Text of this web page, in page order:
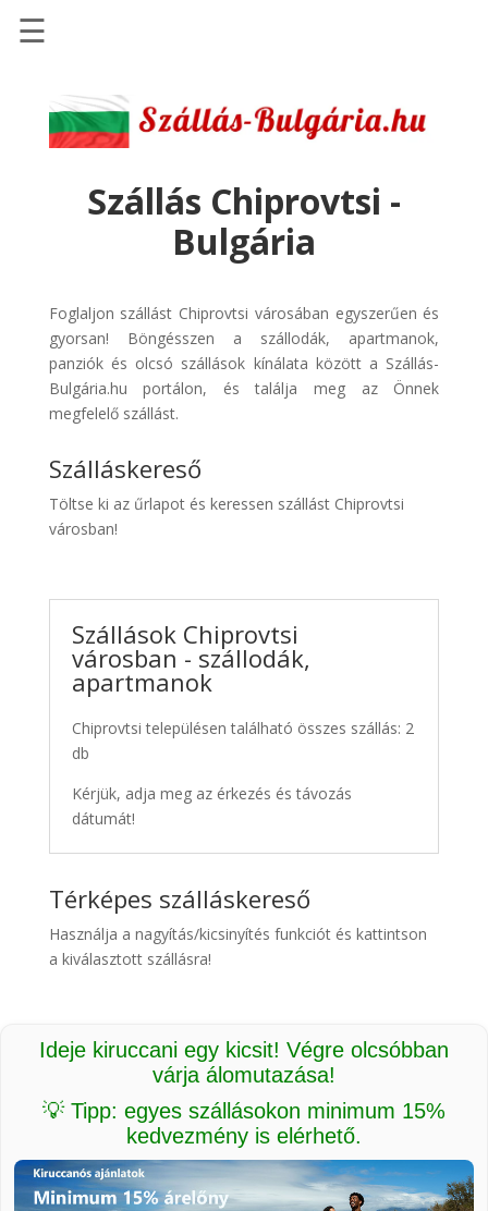
Szállások
Repülőjegy
pénzvisszatérítéssel
Discover
Cars
Transzfer
Kiwi
Taxi
☰
Szállás Chiprovtsi -
Bulgária
Foglaljon szállást Chiprovtsi városában egyszerűen és
gyorsan! Böngésszen a szállodák, apartmanok,
panziók és olcsó szállások kínálata között a Szállás-
Bulgária.hu portálon, és találja meg az Önnek
megfelelő szállást.
Szálláskereső
Töltse ki az űrlapot és keressen szállást Chiprovtsi
városban!
Szállások Chiprovtsi
városban - szállodák,
apartmanok
Chiprovtsi településen található összes szállás: 2
db
Kérjük, adja meg az érkezés és távozás
dátumát!
Térképes szálláskereső
Használja a nagyítás/kicsinyítés funkciót és kattintson
a kiválasztott szállásra!
Ideje kiruccani egy kicsit! Végre olcsóbban
várja álomutazása!
💡 Tipp: egyes szállásokon minimum 15%
kedvezmény is elérhető.